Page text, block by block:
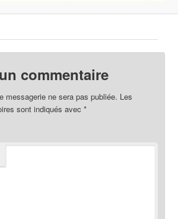
commentaire
messagerie ne sera pas publiée. Les
sont indiqués avec*